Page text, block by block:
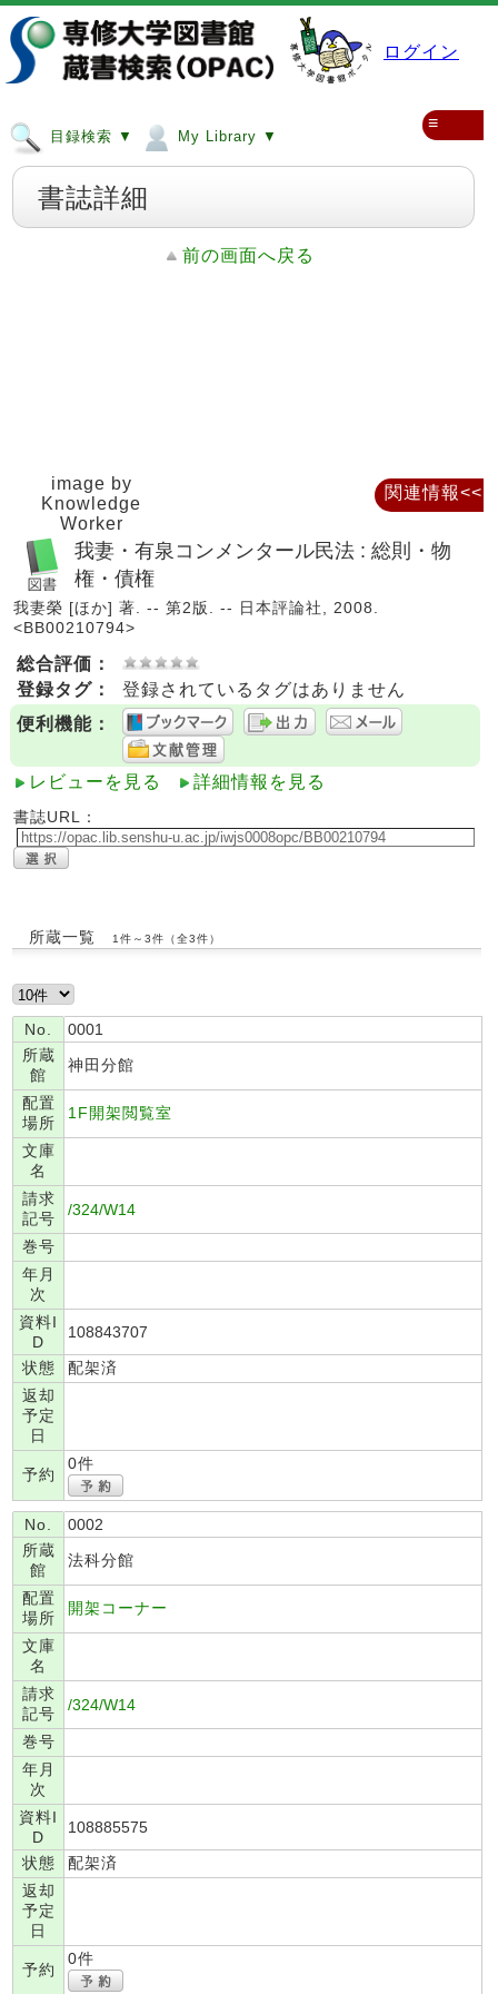
ログイン
目録検索 ▼ My Library ▼
≡
書誌詳細
前の画面へ戻る
image by
Knowledge
Worker
我妻・有泉コンメンタール民法 : 総則・物
権・債権
我妻榮 [ほか] 著. -- 第2版. -- 日本評論社, 2008.
<BB00210794>
総合評価：
登録タグ：
登録されているタグはありません
便利機能：
レビューを見る 詳細情報を見る
書誌URL：
所蔵一覧 1件～3件（全3件）
No.
0001
所蔵
館
神田分館
配置
場所
1F開架閲覧室
文庫
名
請求
記号
/324/W14
巻号
年月
次
資料I
D
108843707
状態
配架済
返却
予定
日
予約
0件
No.
0002
所蔵
館
法科分館
配置
場所
開架コーナー
文庫
名
請求
記号
/324/W14
巻号
年月
次
資料I
D
108885575
状態
配架済
返却
予定
日
予約
0件
関連情報<<